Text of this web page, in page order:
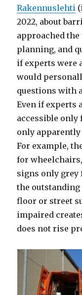
Rakennuslehti
2022, about
approached
planning, and
if experts were
would
questions with
Even if experts
accessible only
only apparently
For example,
for
signs only grey
the
floor or street
impaired
does not rise